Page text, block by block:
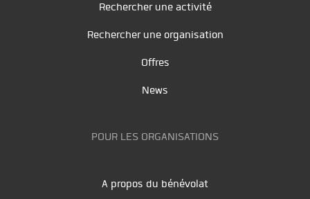
Rechercher une activité
Rechercher une organisation
Offres
News
POUR LES ORGANISATIONS
A propos du bénévolat